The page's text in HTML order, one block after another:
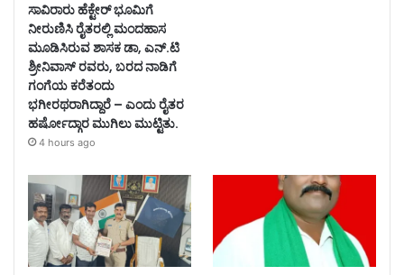
ಸಾವಿರಾರು ಹೆಕ್ಟೇರ್ ಭೂಮಿಗೆ
ನೀರುಣಿಸಿ ರೈತರಲ್ಲಿ ಮಂದಹಾಸ
ಮೂಡಿಸಿರುವ ಶಾಸಕ ಡಾ, ಎನ್.ಟಿ
ಶ್ರೀನಿವಾಸ್ ರವರು, ಬರದ ನಾಡಿಗೆ
ಗಂಗೆಯ ಕರೆತಂದು
ಭಗೀರಥರಾಗಿದ್ದಾರೆ – ಎಂದು ರೈತರ
ಹರ್ಷೋದ್ಗಾರ ಮುಗಿಲು ಮುಟ್ಟಿತು.
4 hours ago